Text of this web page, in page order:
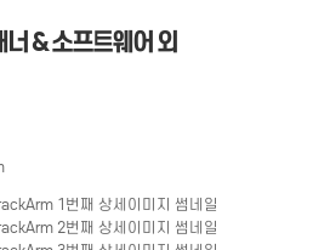
너 & 소프트웨어 외